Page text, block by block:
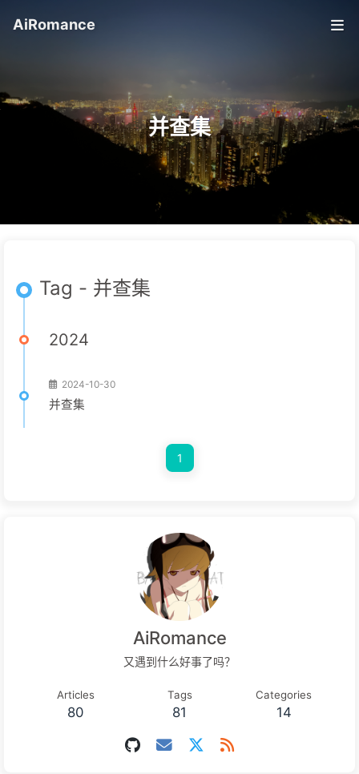
AiRomance
并查集
Tag - 并查集
2024
2024-10-30
并查集
1
AiRomance
又遇到什么好事了吗？
Articles
80
Tags
81
Categories
14